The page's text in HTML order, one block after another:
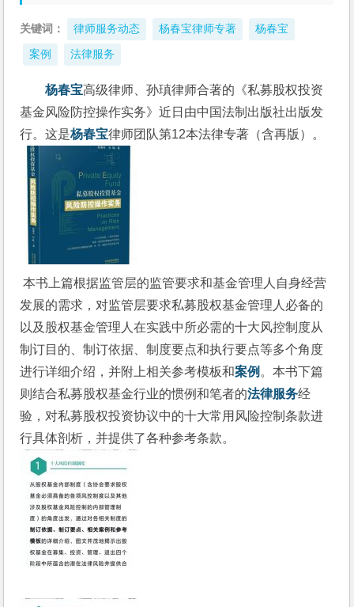
关键词： 律师服务动态 杨春宝律师专著 杨春宝
案例 法律服务
杨春宝高级律师、孙瑱律师合著的《私募股权投资
基金风险防控操作实务》近日由中国法制出版社出版发
行。这是杨春宝律师团队第12本法律专著（含再版）。
本书上篇根据监管层的监管要求和基金管理人自身经营
发展的需求，对监管层要求私募股权基金管理人必备的
以及股权基金管理人在实践中所必需的十大风控制度从
制订目的、制订依据、制度要点和执行要点等多个角度
进行详细介绍，并附上相关参考模板和案例 。本书下篇
则结合私募股权基金行业的惯例和笔者的法律服务经
验，对私募股权投资协议中的十大常用风险控制条款进
行具体剖析，并提供了各种参考条款。